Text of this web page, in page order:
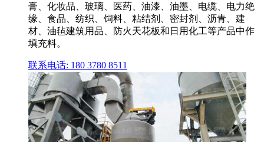
膏、化妆品、玻璃、医药、油漆、油墨、电缆、电力绝
缘、食品、纺织、饲料、粘结剂、密封剂、沥青、建
材、油毡建筑用品、防火天花板和日用化工等产品中作
填充料。
联系电话: 180 3780 8511